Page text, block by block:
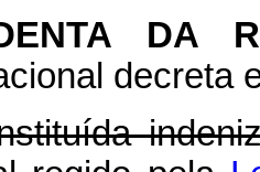
DA
decreta